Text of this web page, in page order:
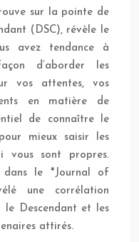
sur la pointe de
(DSC), révèle le
avez tendance à
d’aborder les
vos attentes, vos
en matière de
de connaître le
mieux saisir les
vous sont propres.
dans le *Journal of
une corrélation
le Descendant et les
attirés.